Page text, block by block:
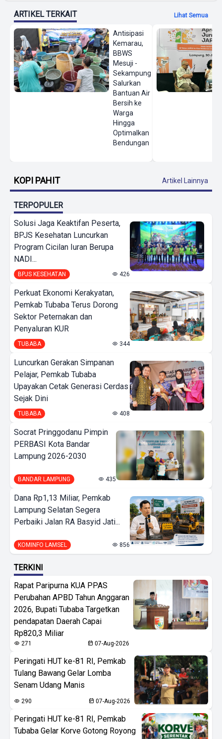
ARTIKEL TERKAIT Lihat Semua
Antisipasi
Kemarau,
BBWS
Mesuji -
Sekampung
Salurkan
Bantuan Air
Bersih ke
Warga
Hingga
Optimalkan
Bendungan
KOPI PAHIT Artikel Lainnya
TERPOPULER
Solusi Jaga Keaktifan Peserta,
BPJS Kesehatan Luncurkan
Program Cicilan Iuran Berupa
NADI...
BPJS KESEHATAN 426
Perkuat Ekonomi Kerakyatan,
Pemkab Tubaba Terus Dorong
Sektor Peternakan dan
Penyaluran KUR
TUBABA 344
Luncurkan Gerakan Simpanan
Pelajar, Pemkab Tubaba
Upayakan Cetak Generasi Cerdas
Sejak Dini
TUBABA 408
Socrat Pringgodanu Pimpin
PERBASI Kota Bandar
Lampung 2026-2030
BANDAR LAMPUNG 435
Dana Rp1,13 Miliar, Pemkab
Lampung Selatan Segera
Perbaiki Jalan RA Basyid Jati...
KOMINFO LAMSEL 856
TERKINI
Rapat Paripurna KUA PPAS
Perubahan APBD Tahun Anggaran
2026, Bupati Tubaba Targetkan
pendapatan Daerah Capai
Rp820,3 Miliar
271 07-Aug-2026
Peringati HUT ke-81 RI, Pemkab
Tulang Bawang Gelar Lomba
Senam Udang Manis
290 07-Aug-2026
Peringati HUT ke-81 RI, Pemkab
Tubaba Gelar Korve Gotong Royong